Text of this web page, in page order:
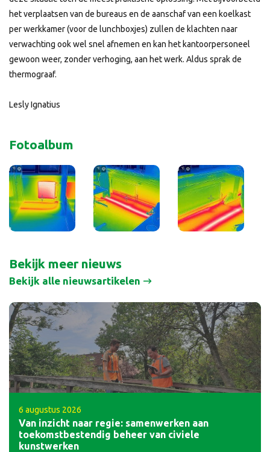
het verplaatsen van de bureaus en de aanschaf van een koelkast
per werkkamer (voor de lunchboxjes) zullen de klachten naar
verwachting ook wel snel afnemen en kan het kantoorpersoneel
gewoon weer, zonder verhoging, aan het werk. Aldus sprak de
thermograaf.
Lesly Ignatius
Fotoalbum
Bekijk meer nieuws
Bekijk alle nieuwsartikelen
6 augustus 2026
Van inzicht naar regie: samenwerken aan
toekomstbestendig beheer van civiele
kunstwerken